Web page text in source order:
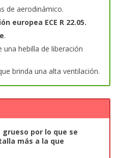
de aerodinámico.
europea ECE R 22.05.
.
una hebilla de liberación
brinda una alta ventilación.
por lo que se
más a la que